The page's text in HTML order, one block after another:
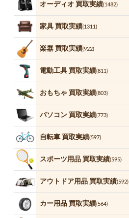
オーディオ 買取実績(1482)
家具 買取実績(1311)
楽器 買取実績(922)
電動工具 買取実績(811)
おもちゃ 買取実績(803)
パソコン 買取実績(773)
自転車 買取実績(597)
スポーツ用品 買取実績(595)
アウトドア用品 買取実績(592)
カー用品 買取実績(564)